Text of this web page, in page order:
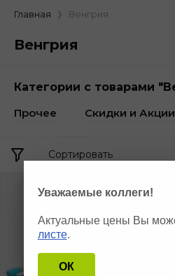
Главная Венгрия
Венгрия
Категории с товарами
Прочее
Скидки и Акции
Сортировать
Уважаемые коллеги!
Актуальные цены Вы
листе.
ОК